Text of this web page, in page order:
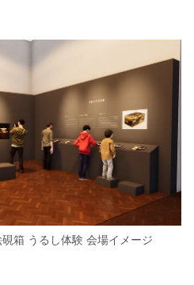
箱 うるし体験 会場イメージ